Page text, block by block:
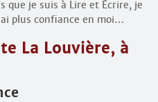
que je suis à Lire et Écrire, je
plus confiance en moi…
La Louvière, à